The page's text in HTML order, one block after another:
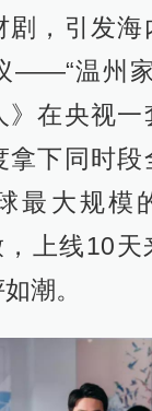
剧，引发海
——“温州
》在央视
拿下同时段
最大规模
，上线10天
潮。